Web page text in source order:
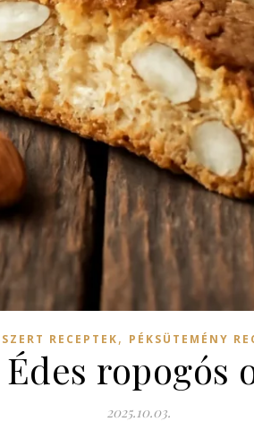
RECEPTEK, PÉKSÜTEMÉNY
ropogós
2025.10.03.